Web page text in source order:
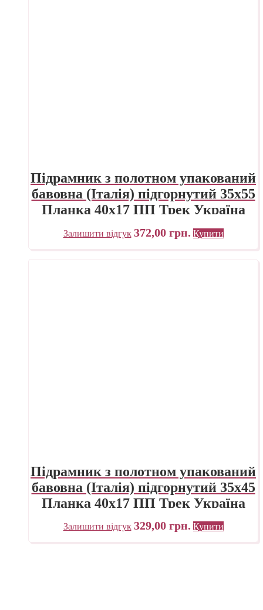
Підрамник з полотном упакований
бавовна (Італія) підгорнутий 35х55
Планка 40х17 ПП Трек Україна
Залишити відгук 372,00 грн. Купити
Підрамник з полотном упакований
бавовна (Італія) підгорнутий 35х45
Планка 40х17 ПП Трек Україна
Залишити відгук 329,00 грн. Купити